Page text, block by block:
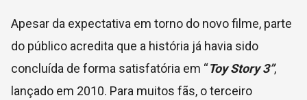
Apesar da expectativa em torno do novo filme, parte
do público acredita que a história já havia sido
concluída de forma satisfatória em “Toy Story 3”,
lançado em 2010. Para muitos fãs, o terceiro